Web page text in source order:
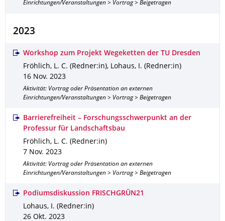
Einrichtungen/Veranstaltungen > Vortrag > Beigetragen
2023
Workshop zum Projekt Wegeketten der TU Dresden
Fröhlich, L. C. (Redner:in), Lohaus, I. (Redner:in)
16 Nov. 2023
Aktivität: Vortrag oder Präsentation an externen
Einrichtungen/Veranstaltungen > Vortrag > Beigetragen
Barrierefreiheit – Forschungsschwerpunkt an der
Professur für Landschaftsbau
Fröhlich, L. C. (Redner:in)
7 Nov. 2023
Aktivität: Vortrag oder Präsentation an externen
Einrichtungen/Veranstaltungen > Vortrag > Beigetragen
Podiumsdiskussion FRISCHGRÜN21
Lohaus, I. (Redner:in)
26 Okt. 2023